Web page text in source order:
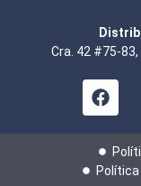
Cra. 42 #75-83,